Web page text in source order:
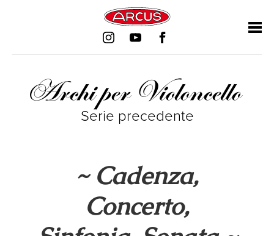
Archi per Violoncello
Serie precedente
~ Cadenza,
Concerto,